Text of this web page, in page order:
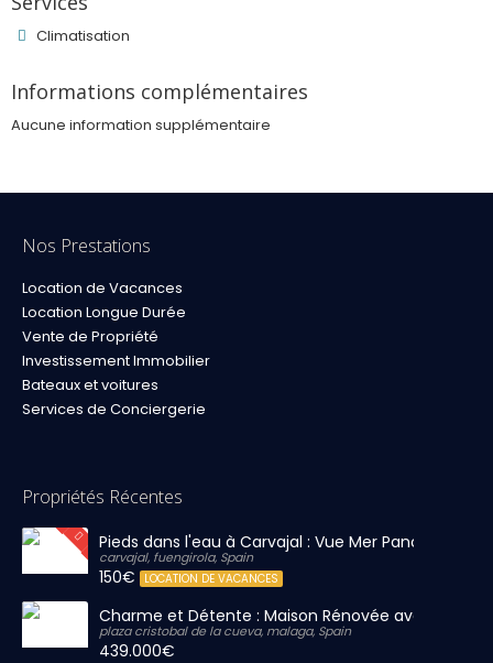
Climatisation
Informations complémentaires
Aucune information supplémentaire
Nos Prestations
Location de Vacances
Location Longue Durée
Vente de Propriété
Investissement Immobilier
Bateaux et voitures
Services de Conciergerie
Propriétés Récentes
Pieds dans l'eau à Carvajal : Vue Mer Panoramique
carvajal, fuengirola, Spain
150€ LOCATION DE VACANCES
Charme et Détente : Maison Rénovée avec Grand
plaza cristobal de la cueva, malaga, Spain
439.000€